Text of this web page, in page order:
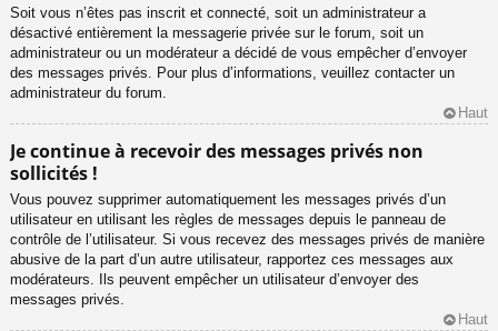
Soit vous n’êtes pas inscrit et connecté, soit un administrateur a
désactivé entièrement la messagerie privée sur le forum, soit un
administrateur ou un modérateur a décidé de vous empêcher d’envoyer
des messages privés. Pour plus d’informations, veuillez contacter un
administrateur du forum.
Haut
Je continue à recevoir des messages privés non
sollicités !
Vous pouvez supprimer automatiquement les messages privés d’un
utilisateur en utilisant les règles de messages depuis le panneau de
contrôle de l’utilisateur. Si vous recevez des messages privés de manière
abusive de la part d’un autre utilisateur, rapportez ces messages aux
modérateurs. Ils peuvent empêcher un utilisateur d’envoyer des
messages privés.
Haut